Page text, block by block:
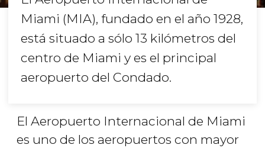
Miami (MIA), fundado en el año 1928,
está situado a sólo 13 kilómetros del
centro de Miami y es el principal
aeropuerto del Condado.
El Aeropuerto Internacional de Miami
es uno de los aeropuertos con mayor